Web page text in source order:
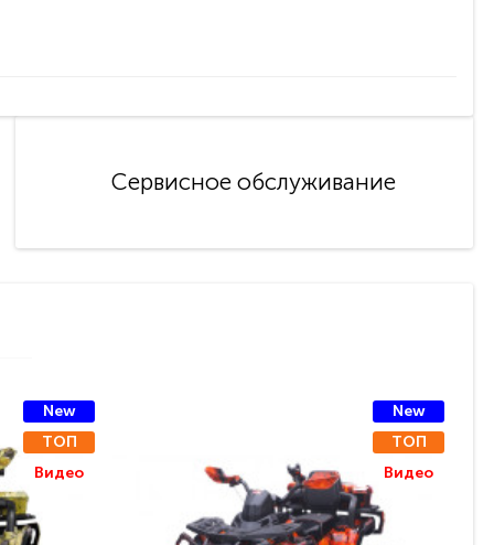
Сервисное обслуживание
New
ТОП
Видео
New
ТОП
Видео